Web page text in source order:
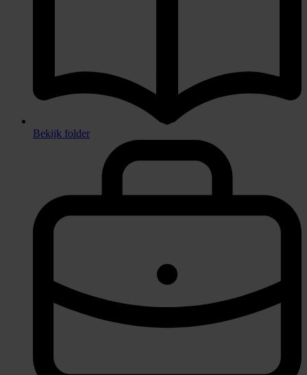
Bekijk folder